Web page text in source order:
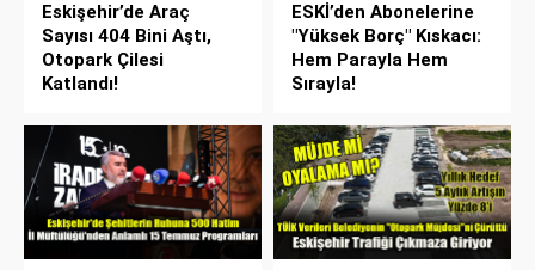
Eskişehir’de Araç
Sayısı 404 Bini Aştı,
Otopark Çilesi
Katlandı!
ESKİ’den Abonelerine
"Yüksek Borç" Kıskacı:
Hem Parayla Hem
Sırayla!